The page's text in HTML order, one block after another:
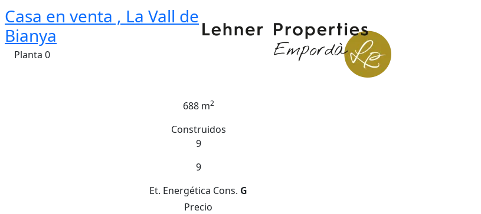
Casa en venta , La Vall de
Bianya
Planta 0
688 m2
Construidos
9
9
Et. Energética Cons. G
Precio